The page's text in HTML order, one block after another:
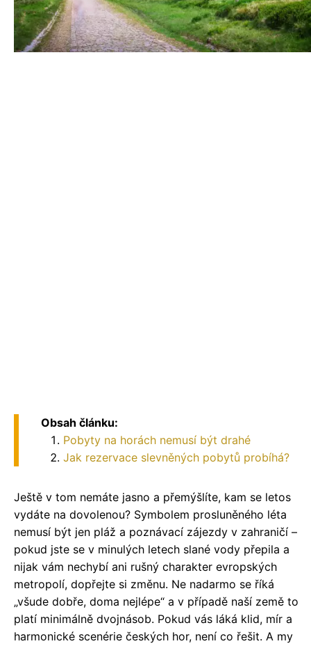
Obsah článku:
Pobyty na horách nemusí být drahé
Jak rezervace slevněných pobytů probíhá?
Ještě v tom nemáte jasno a přemýšlíte, kam se letos
vydáte na dovolenou? Symbolem prosluněného léta
nemusí být jen pláž a poznávací zájezdy v zahraničí –
pokud jste se v minulých letech slané vody přepila a
nijak vám nechybí ani rušný charakter evropských
metropolí, dopřejte si změnu. Ne nadarmo se říká
„všude dobře, doma nejlépe“ a v případě naší země to
platí minimálně dvojnásob. Pokud vás láká klid, mír a
harmonické scenérie českých hor, není co řešit. A my